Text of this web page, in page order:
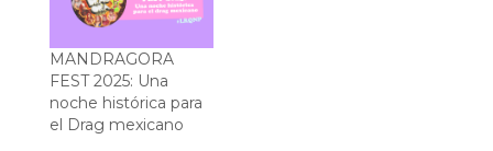
MANDRAGORA
FEST 2025: Una
noche histórica para
el Drag mexicano